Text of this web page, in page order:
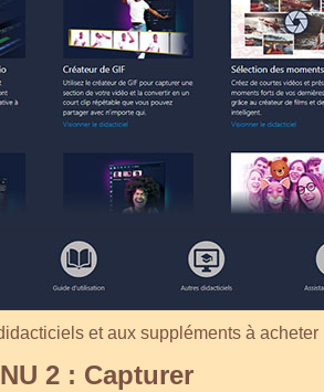
et aux suppléments à acheter
2 : Capturer